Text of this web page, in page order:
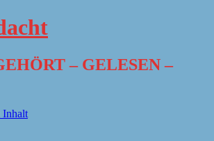
– GELESEN –
Inhalt